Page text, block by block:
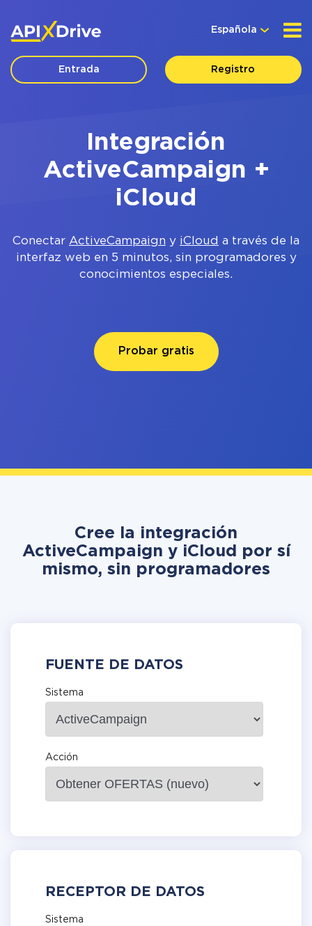
Española
Entrada Registro
Integración
ActiveCampaign +
iCloud
Conectar ActiveCampaign y iCloud a través de la
interfaz web en 5 minutos, sin programadores y
conocimientos especiales.
Probar gratis
Cree la integración
ActiveCampaign y iCloud por sí
mismo, sin programadores
FUENTE DE DATOS
Sistema
Acción
RECEPTOR DE DATOS
Sistema